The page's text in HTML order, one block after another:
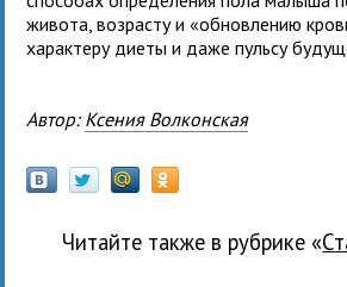
живота, возрасту и «обновлению
характеру диеты и даже пульсу
Автор: Ксения Волконская
Читайте также в рубрике «